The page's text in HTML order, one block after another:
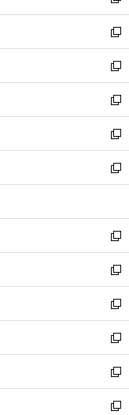
開
く
ウ
で
開
く
ン
ド
ウ
で
開
く
ウ
ィ
ン
ド
ウ
で
開
く
し
い
ウ
ィ
ン
ド
ウ
で
開
く
新
し
い
ウ
ィ
ン
ド
ウ
で
開
新
し
い
ウ
ィ
ン
ド
ウ
開
く
新
し
い
ウ
ィ
ン
ウ
で
開
く
新
し
い
ウ
ン
ド
ウ
で
開
く
新
し
ウ
ィ
ン
ド
ウ
で
開
く
新
し
い
ウ
ィ
ン
ド
ウ
で
開
く
新
し
い
ウ
ィ
ン
ド
ウ
で
新
し
い
ウ
ィ
ン
ド
新
し
い
ウ
ィ
新
し
い
新